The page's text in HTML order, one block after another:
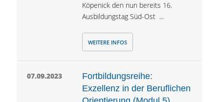
Köpenick den nun bereits 16.
Ausbildungstag Süd-Ost ...
WEITERE INFOS
07.09.2023
Fortbildungsreihe:
Exzellenz in der Beruflichen